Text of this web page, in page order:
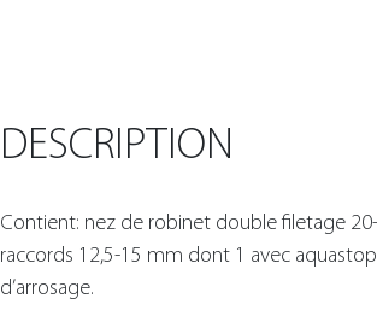
DESCRIPTION
Contient: nez de robinet double filetage
raccords 12,5-15 mm dont 1 avec
d’arrosage.